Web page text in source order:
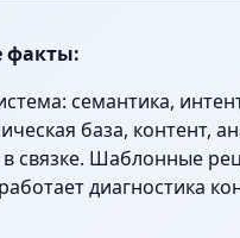
факты:
семантика,
база, контент,
связке. Шаблонные
диагностика